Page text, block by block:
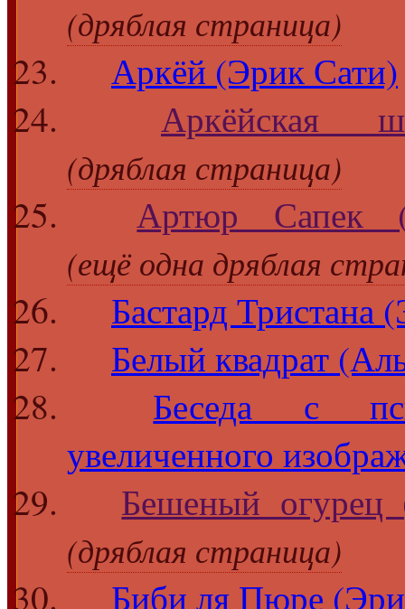
(дряблая страница)
Аркёй (Эрик Сати)
Аркёйская
(дряблая страница)
Артюр Сапек
(ещё одна дряблая
Бастард Тристана
Белый квадрат
Беседа с
увеличенного
Бешеный огурец
(дряблая страница)
Биби ля Пюре